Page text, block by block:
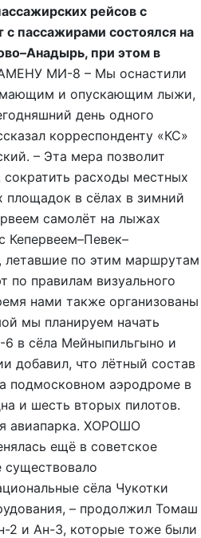
рейсов с
пассажирами состоялся на
при этом в
МИ-8 – Мы оснастили
и опускающим лыжи,
день одного
корреспонденту «КС»
– Эта мера позволит
расходы местных
площадок в сёлах в зимний
самолёт на лыжах
Кепервеем–Певек–
летавшие по этим маршрутам
по правилам визуального
нами также организованы
мы планируем начать
6 в сёла Мейныпильгыно и
добавил, что лётный состав
подмосковном аэродроме в
и шесть вторых пилотов.
авиапарка. ХОРОШО
ещё в советское
существовало
сёла Чукотки
– продолжил Томаш
2 и Ан-3, которые тоже были